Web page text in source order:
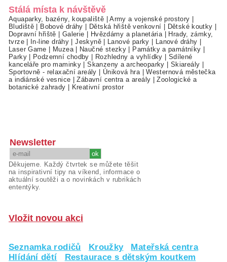
Stálá místa k návštěvě
Aquaparky, bazény, koupaliště |Army a vojenské prostory
Bludiště
Bobové dráhy Dětská hřiště venkovní Dětské koutky
Dopravní hřiště
Galerie Hvězdárny a planetária|
Hrady, zámky,
tvrze| In-line dráhy |Jeskyně| Lanové parky Lanové dráhy
Laser Game
Muzea| Naučné stezky Památky a památníky
Parky| Podzemní chodby Rozhledny a vyhlídky
Sdílené
kanceláře pro maminky |Skanzeny a archeoparky Skiareály
Sportovně - relaxační areály
Úniková hra|Westernová městečka
a indiánské vesnice |Zábavní centra a areály |Zoologické a
botanické zahrady
Kreativní prostor
Newsletter
Děkujeme. Každý čtvrtek se můžete těšit
na inspirativní tipy na víkend, informace o
aktuální soutěži a o novinkách v rubrikách
ententýky.
Vložit novou akci
Seznamka rodičů Kroužky
Mateřská centra
Hlídání dětí
Restaurace s dětským koutkem